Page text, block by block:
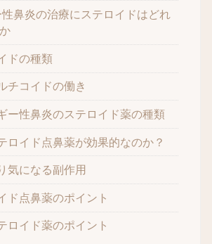
鼻炎の治療にステロイドはどれ
ドの種類
チコイドの働き
ー性鼻炎のステロイド薬の種類
ロイド点鼻薬が効果的なのか？
気になる副作用
ド点鼻薬のポイント
ロイド薬のポイント